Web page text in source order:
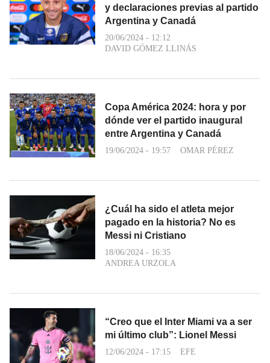
y declaraciones previas al partido
Argentina y Canadá
20/06/2024 - 12:12
DAVID GÓMEZ LLINÁS
Copa América 2024: hora y por
dónde ver el partido inaugural
entre Argentina y Canadá
19/06/2024 - 19:57 OMAR PÉREZ
¿Cuál ha sido el atleta mejor
pagado en la historia? No es
Messi ni Cristiano
18/06/2024 - 16:35
ANDREA URZOLA
“Creo que el Inter Miami va a ser
mi último club”: Lionel Messi
12/06/2024 - 17:15 EFE